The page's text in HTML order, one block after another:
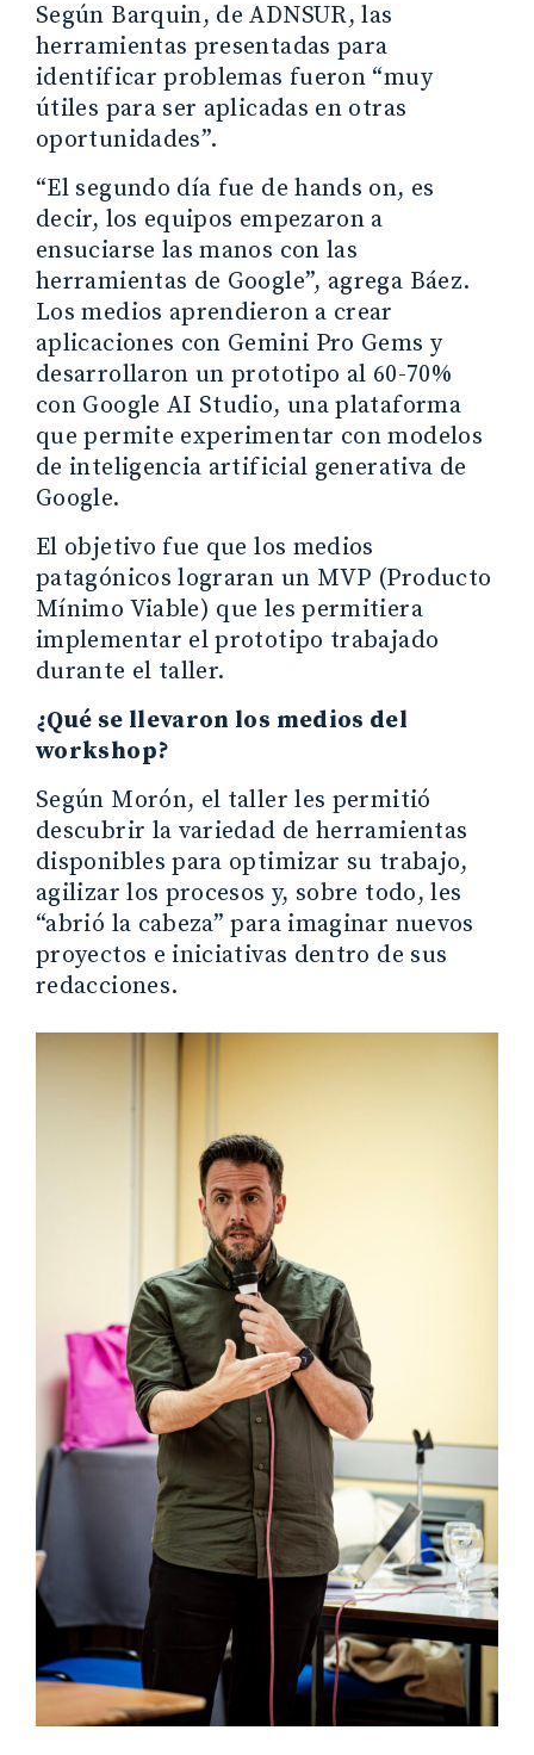
Según Barquin, de ADNSUR, las
herramientas presentadas para
identificar problemas fueron “muy
útiles para ser aplicadas en otras
oportunidades”.
“El segundo día fue de hands on, es
decir, los equipos empezaron a
ensuciarse las manos con las
herramientas de Google”, agrega Báez.
Los medios aprendieron a crear
aplicaciones con Gemini Pro Gems y
desarrollaron un prototipo al 60-70%
con Google AI Studio, una plataforma
que permite experimentar con modelos
de inteligencia artificial generativa de
Google.
El objetivo fue que los medios
patagónicos lograran un MVP (Producto
Mínimo Viable) que les permitiera
implementar el prototipo trabajado
durante el taller.
¿Qué se llevaron los medios del
workshop?
Según Morón, el taller les permitió
descubrir la variedad de herramientas
disponibles para optimizar su trabajo,
agilizar los procesos y, sobre todo, les
“abrió la cabeza” para imaginar nuevos
proyectos e iniciativas dentro de sus
redacciones.